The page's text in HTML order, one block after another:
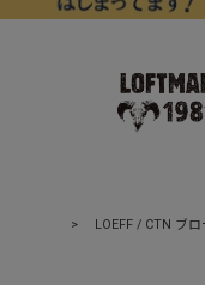
>
LOEFF / CTN ブ